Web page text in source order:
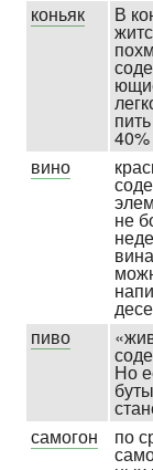
коньяк
В
вино
не
пиво
Но
самогон
по